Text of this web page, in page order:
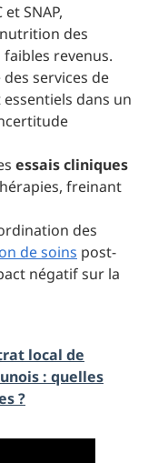
SNAP,
des
revenus.
services de
dans un
essais cliniques
freinant
des
de soins post-
négatif sur la
local de
: quelles
?